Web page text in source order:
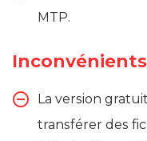
MTP.
La version
transférer des